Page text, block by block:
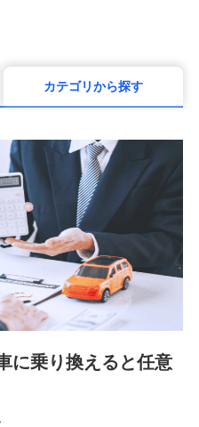
社
）
www.metlife.co.jp/)
(https://kailash.co.jp/)
社 (https://www.i-
会社 (https://www.sbipet-
株式会社
式会社
カテゴリから探す
に乗り換えると任意